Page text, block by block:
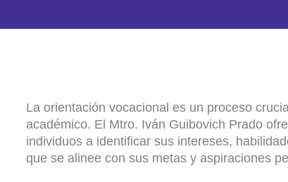
La orientación vocacional es un proceso
académico. El Mtro. Iván Guibovich Prado
individuos a identificar sus intereses,
que se alinee con sus metas y aspiraciones